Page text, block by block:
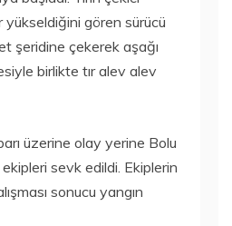
yükseldiğini gören sürücü
şeridine çekerek aşağı
birlikte tır alev alev
üzerine olay yerine Bolu
sevk edildi. Ekiplerin
sonucu yangın